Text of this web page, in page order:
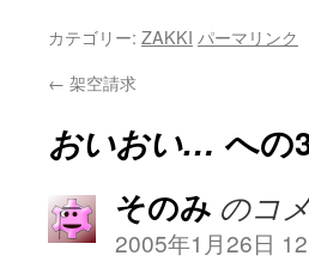
カテゴリー: ZAKKI パーマリンク
← 架空請求
おいおい… への
そのみ のコ
2005年1月26日